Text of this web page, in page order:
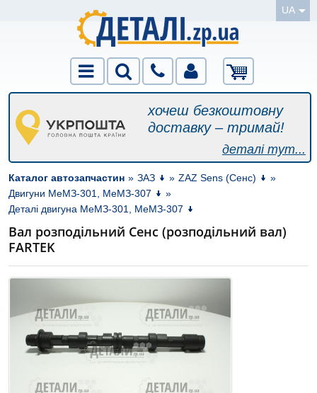
UA
хочеш безкоштовну
доставку – тримай!
деталі тут...
Каталог автозапчастин » ЗАЗ » ZAZ Sens (Сенс)
»
Двигуни МеМЗ-301, МеМЗ-307
»
Деталі двигуна МеМЗ-301, МеМЗ-307
Вал розподільний Сенс (розподільний вал)
FARTEK